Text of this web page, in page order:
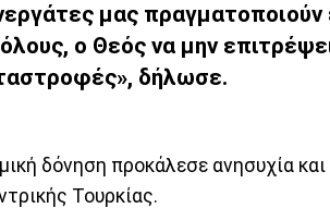
μας
ο Θεός να μην
δήλωσε.
δόνηση προκάλεσε ανησυχία
Τουρκίας.